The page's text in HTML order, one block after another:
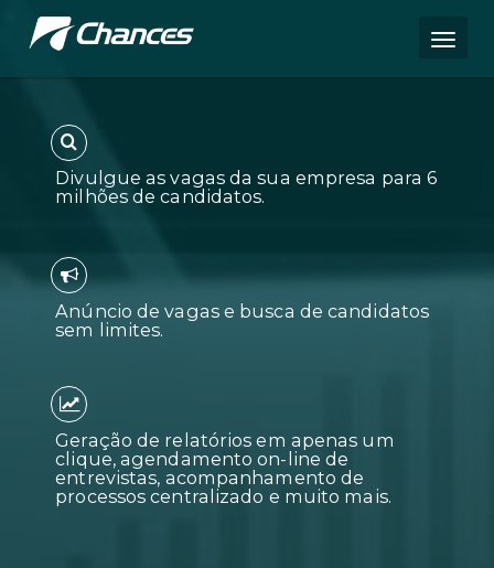
milhões de candidatos.
Anúncio de vagas e busca de
sem limites.